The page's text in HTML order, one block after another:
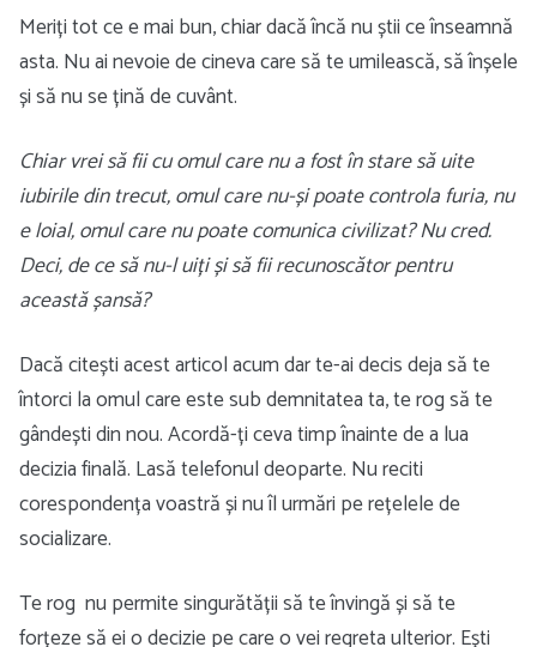
Meriți tot ce e mai bun, chiar dacă încă nu știi ce înseamnă
asta. Nu ai nevoie de cineva care să te umilească, să înșele
și să nu se țină de cuvânt.
Chiar vrei să fii cu omul care nu a fost în stare să uite
iubirile din trecut, omul care nu-și poate controla furia, nu
e loial, omul care nu poate comunica civilizat? Nu cred.
Deci, de ce să nu-l uiți și să fii recunoscător pentru
această șansă?
Dacă citești acest articol acum dar te-ai decis deja să te
întorci la omul care este sub demnitatea ta, te rog să te
gândești din nou. Acordă-ți ceva timp înainte de a lua
decizia finală. Lasă telefonul deoparte. Nu reciti
corespondența voastră și nu îl urmări pe rețelele de
socializare.
Te rog nu permite singurătății să te învingă și să te
forțeze să ei o decizie pe care o vei regreta ulterior. Ești